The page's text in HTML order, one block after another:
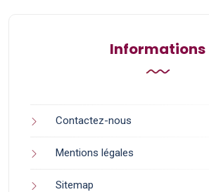
Informations
Contactez-nous
Mentions légales
Sitemap